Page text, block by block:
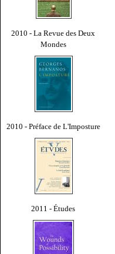
2010 - La Revue des Deux
Mondes
2010 - Préface de L'Imposture
2011 - Études